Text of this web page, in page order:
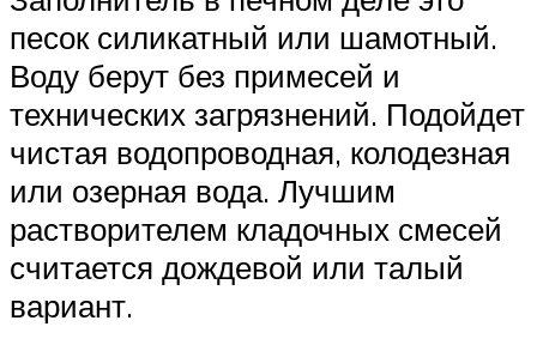
песок силикатный или шамотный.
Воду берут без примесей и
технических загрязнений. Подойдет
чистая водопроводная, колодезная
или озерная вода. Лучшим
растворителем кладочных смесей
считается дождевой или талый
вариант.